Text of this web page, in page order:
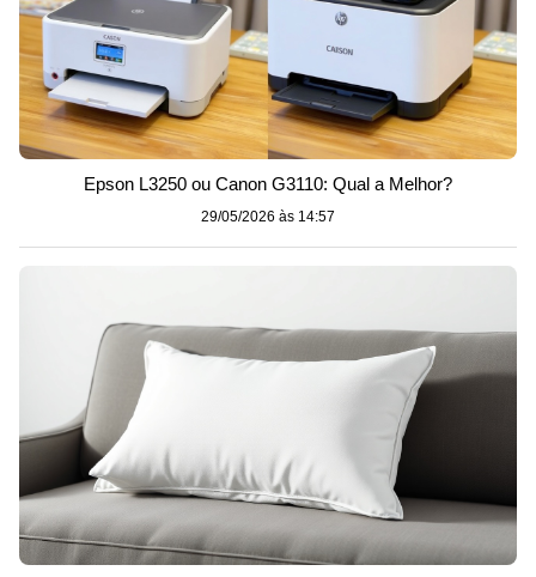
Epson L3250 ou Canon G3110: Qual a Melhor?
29/05/2026 às 14:57